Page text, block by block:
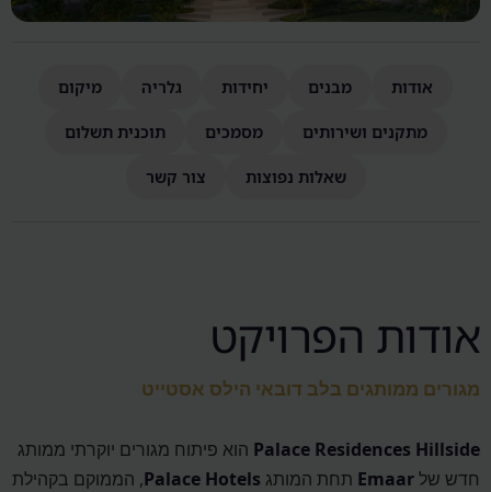
אודות מבנים יחידות גלריה מיקום
מתקנים ושירותים מסמכים תוכנית תשלום
שאלות נפוצות צור קשר
אודות הפרויקט
מגורים ממותגים בלב דובאי הילס אסטייט
Palace Residences Hillside הוא פיתוח מגורים יוקרתי ממותג
חדש שלEmaar תחת המותג Palace Hotels, הממוקם בקהילת